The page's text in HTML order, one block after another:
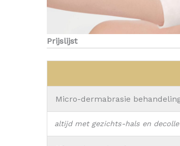
Prijslijst
Micro-dermabrasie
altijd met gezichts-hals en